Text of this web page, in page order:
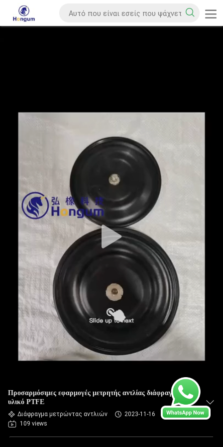
Προσαρμόσιμες εφαρμογές μετρητής αντλίας διάφραγματος
υλικό PTFE
Διάφραγμα μετρώντας αντλιών
2023-11-16
109 views